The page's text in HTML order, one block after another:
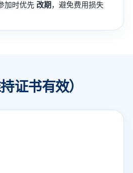
加时优先 改期，避免费用损失
证书有效）